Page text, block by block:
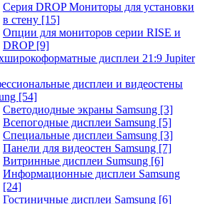
Серия DROP Мониторы для установки
в стену [15]
Опции для мониторов серии RISE и
DROP [9]
дисплеи 21:9 Jupiter
дисплеи и видеостены
[54]
Светодиодные экраны Samsung [3]
Всепогодные дисплеи Samsung [5]
Специальные дисплеи Samsung [3]
Панели для видеостен Samsung [7]
Витринные дисплеи Sumsung [6]
Информационные дисплеи Samsung
[24]
Гостиничные дисплеи Samsung [6]